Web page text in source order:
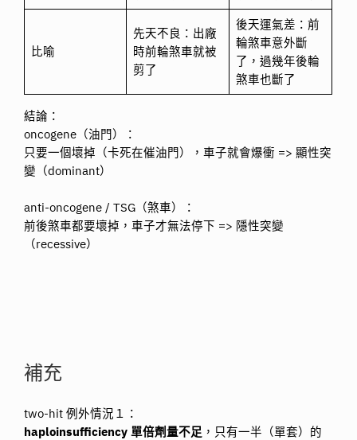
比喻
先天不良：出廠
時前輪煞車就被
剪了
後天運氣差：前
輪煞車意外斷
了，過幾年後輪
煞車也斷了
結論：
oncogene（油門）：
只要一個壞掉（卡死在催油門），車子就會爆衝 => 顯性突
變（dominant）
anti-oncogene / TSG（煞車）：
前後煞車都要壞掉，車子才無法停下 => 隱性突變
（recessive）
補充
two-hit 例外情況１：
haploinsufficiency 單倍劑量不足 ，只有一半（單套）的